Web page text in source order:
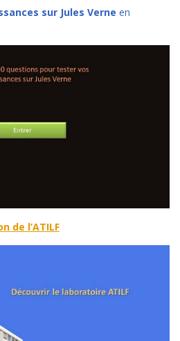
sur Jules Verne en
de l’ATILF